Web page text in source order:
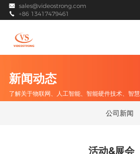
 sales@videostrong.com
 +86 13417479461
新闻动态
了解关于物联网、人工智能、智能硬件技术、智
公司新闻
活动&展会